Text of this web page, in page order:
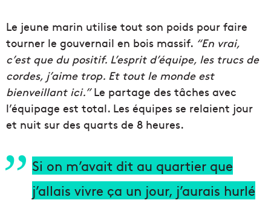
Le jeune marin utilise tout son poids pour faire
tourner le gouvernail en bois massif. “En vrai,
c’est que du positif. L’esprit d’équipe, les trucs de
cordes, j’aime trop. Et tout le monde est
bienveillant ici.”Le partage des tâches avec
l’équipage est total. Les équipes se relaient jour
et nuit sur des quarts de 8 heures.
Si on m’avait dit au quartier que
j’allais vivre ça un jour, j’aurais hurlé